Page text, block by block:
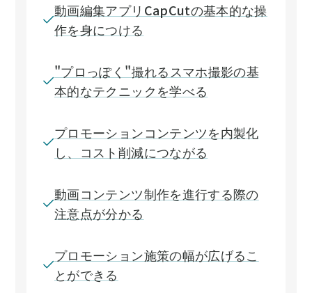
動画編集アプリCapCutの基本的な操
作を身につける
"プロっぽく"撮れるスマホ撮影の基
本的なテクニックを学べる
プロモーションコンテンツを内製化
し、コスト削減につながる
動画コンテンツ制作を進行する際の
注意点が分かる
プロモーション施策の幅が広げるこ
とができる